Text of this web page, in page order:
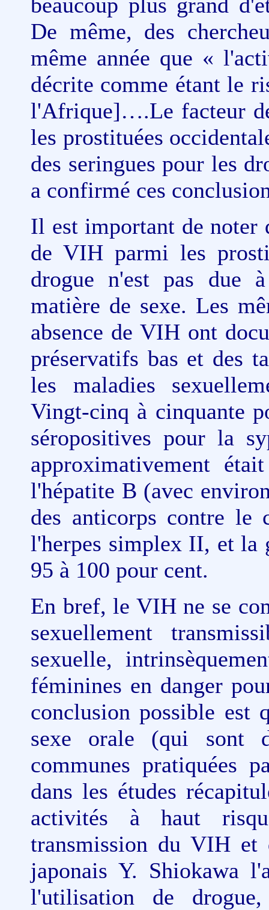
De même, des
même année que «
décrite comme étant le
l'Afrique]….Le facteur
les prostituées
des seringues pour les
a confirmé ces
Il est important de noter
de VIH parmi les
drogue n'est pas due
matière de sexe. Les
absence de VIH ont
préservatifs bas et des
les maladies
Vingt-cinq à cinquante
séropositives pour la
approximativement
l'hépatite B (avec
des anticorps contre le
l'herpes simplex II, et la
95 à 100 pour cent.
En bref, le VIH ne se
sexuellement
sexuelle,
féminines en danger
conclusion possible est
sexe orale (qui sont
communes pratiquées
dans les études
activités à haut
transmission du VIH
japonais Y. Shiokawa
l'utilisation de